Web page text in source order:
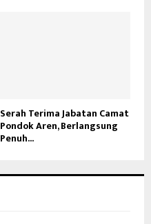
Serah Terima Jabatan Camat
Pondok Aren, Berlangsung
Penuh...